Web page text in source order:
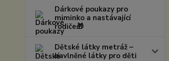
Dárkové poukazy pro
miminko a nastávající
rodiče🎁
Dětské látky metráž –
bavlněné látky pro děti